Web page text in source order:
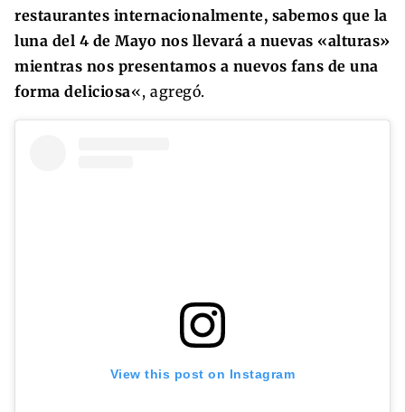
restaurantes internacionalmente, sabemos que la
luna del 4 de Mayo nos llevará a nuevas «alturas»
mientras nos presentamos a nuevos fans de una
forma deliciosa«, agregó.
View this post on Instagram